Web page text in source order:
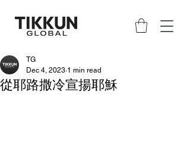
從耶路撒冷宣揚耶穌
TG
Dec 4, 2023 1 min read